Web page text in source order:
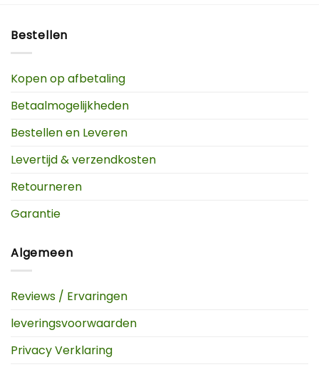
Bestellen
Kopen op afbetaling
Betaalmogelijkheden
Bestellen en Leveren
Levertijd & verzendkosten
Retourneren
Garantie
Algemeen
Reviews / Ervaringen
leveringsvoorwaarden
Privacy Verklaring